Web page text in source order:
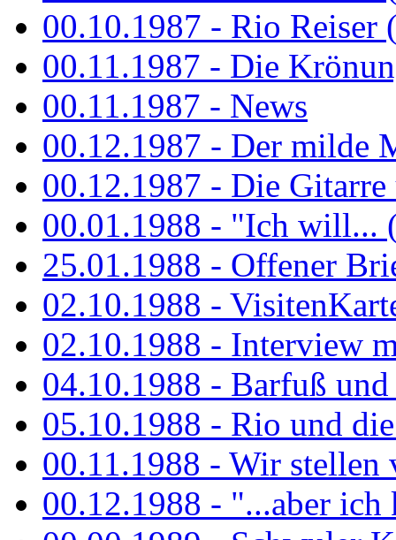
00.10.1987 - Rio Reiser
00.11.1987 - Die
00.11.1987 - News
00.12.1987 - Der milde
00.12.1987 - Die Gitarre
00.01.1988 - "Ich will...
25.01.1988 - Offener
02.10.1988 -
02.10.1988 - Interview
04.10.1988 - Barfuß und
05.10.1988 - Rio und
00.11.1988 - Wir stellen
00.12.1988 - "...aber ich